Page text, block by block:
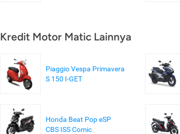
Kredit Motor Matic Lainnya
Piaggio Vespa Primavera
S 150 I-GET
Honda Beat Pop eSP
CBS ISS Comic